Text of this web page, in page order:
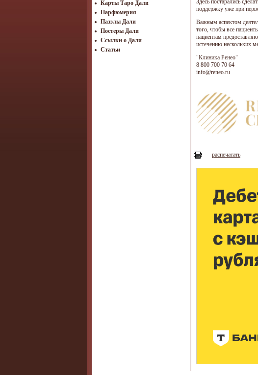
Карты Таро Дали
Парфюмерия
Паззлы Дали
Постеры Дали
Ссылки о Дали
Статьи
поддержку уже при
Важным аспектом
того, чтобы все
пациентам
истечению нескольких
"Клиника Ренео"
8 800 700 70 64
info@reneo.ru
распечатать